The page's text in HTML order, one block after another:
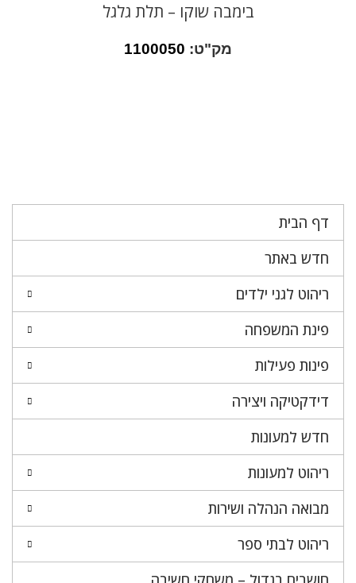
דף הבית
חדש באתר
ריהוט לגני ילדים
פינת המשפחה
פינות פעילות
דידקטיקה ויצירה
חדש למעונות
ריהוט למעונות
מבואה הנהלה ושירות
ריהוט לבתי ספר
בימבה שוקו – תלת גלגל
מק"ט: 1100050